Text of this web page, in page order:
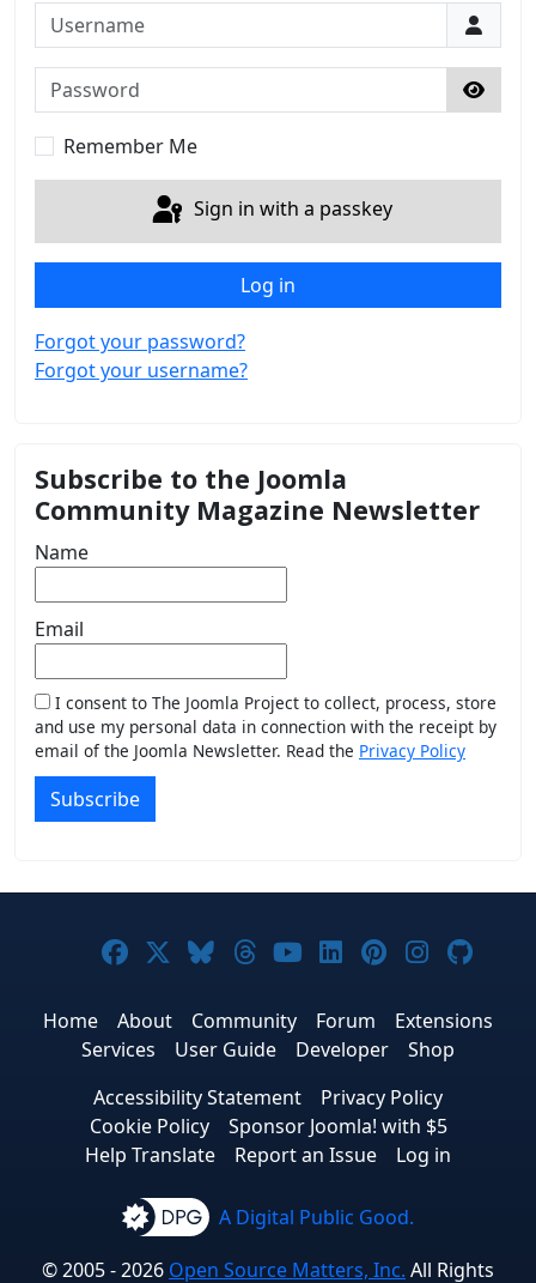
Username
Password
Show
Remember Me
Sign in with a passkey
Log in
Forgot your password?
Forgot your username?
Subscribe to the Joomla
Community Magazine Newsletter
Name
Email
I consent to The Joomla Project to collect, process, store
and use my personal data in connection with the receipt by
email of the Joomla Newsletter. Read the Privacy Policy
Subscribe
Joomla! on Facebook
Joomla! on X
Joomla! on Bluesky
Joomla! on Threads
Joomla! on
Joomla! on
Joomla! on
Joomla!
Home About Community Forum
Extensions
Services
User Guide Developer
Shop
Accessibility Statement
Privacy Policy
Cookie Policy
Sponsor Joomla! with $5
Help Translate
Report an Issue Log in
A Digital Public Good.
© 2005 - 2026 Open Source Matters, Inc. All Rights